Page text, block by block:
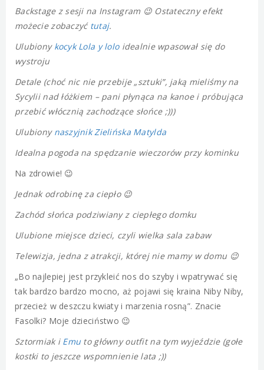
Backstage z sesji na Instagram 😉 Ostateczny efekt
możecie zobaczyć tutaj.
Ulubiony kocyk Lola y loloidealnie wpasował się do
wystroju
Detale (choć nic nie przebije „sztuki”, jaką mieliśmy na
Sycylii nad łóżkiem – pani płynąca na kanoe i próbująca
przebić włócznią zachodzące słońce ;)))
Ulubiony naszyjnik Zielińska Matylda
Idealna pogoda na spędzanie wieczorów przy kominku
Na zdrowie! 😉
Jednak odrobinę za ciepło 😉
Zachód słońca podziwiany z ciepłego domku
Ulubione miejsce dzieci, czyli wielka sala zabaw
Telewizja, jedna z atrakcji, której nie mamy w domu 😉
„Bo najlepiej jest przykleić nos do szyby i wpatrywać się
tak bardzo bardzo mocno, aż pojawi się kraina Niby Niby,
przecież w deszczu kwiaty i marzenia rosną”. Znacie
Fasolki? Moje dzieciństwo 😉
Sztormiak i Emu to główny outfit na tym wyjeździe (gołe
kostki to jeszcze wspomnienie lata ;))